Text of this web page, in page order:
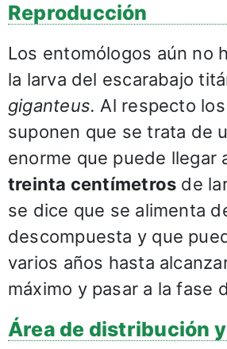
Reproducción
Los entomólogos aún no
la larva del escarabajo
giganteus. Al respecto
suponen que se trata de
enorme que puede llegar
treinta centímetros de
se dice que se alimenta
descompuesta y que
varios años hasta
máximo y pasar a la fase
Área de distribución